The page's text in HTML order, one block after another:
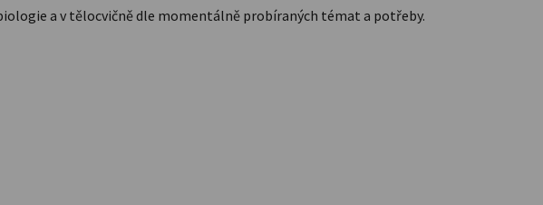
a v tělocvičně dle momentálně probíraných témat a potřeby.